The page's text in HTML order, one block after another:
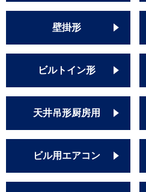
壁掛形
ビルトイン形
天井吊形厨房用
ビル用エアコン